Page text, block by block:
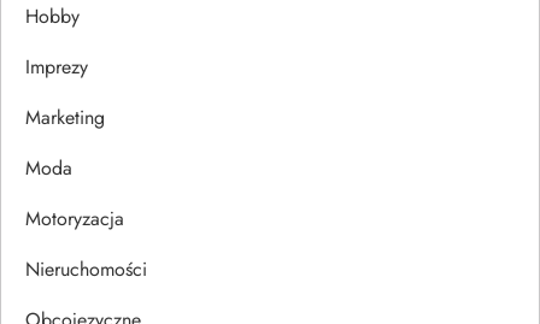
a
w
p
Hobby
Imprezy
Marketing
Moda
Motoryzacja
Nieruchomości